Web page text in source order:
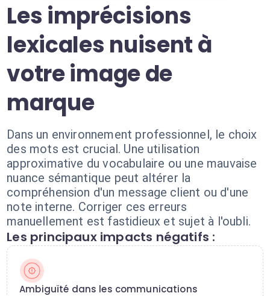
Les imprécisions
lexicales nuisent à
votre image de
marque
Dans un environnement professionnel, le choix
des mots est crucial. Une utilisation
approximative du vocabulaire ou une mauvaise
nuance sémantique peut altérer la
compréhension d'un message client ou d'une
note interne. Corriger ces erreurs
manuellement est fastidieux et sujet à l'oubli.
Les principaux impacts négatifs :
Ambiguïté dans les communications